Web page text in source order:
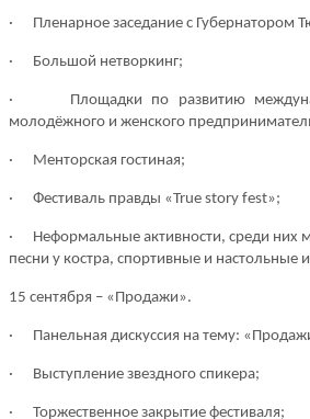
· Пленарное заседание с Губернатором
· Большой нетворкинг;
· Площадки по развитию
молодёжного и женского
· Менторская гостиная;
· Фестиваль правды «True story fest»;
· Неформальные активности, среди них
песни у костра, спортивные и настольные
15 сентября – «Продажи».
· Панельная дискуссия на тему:
· Выступление звездного спикера;
· Торжественное закрытие фестиваля;